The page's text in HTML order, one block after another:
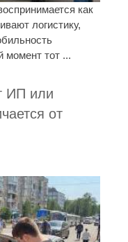
как
логистику,
момент тот ...
ИП или
от